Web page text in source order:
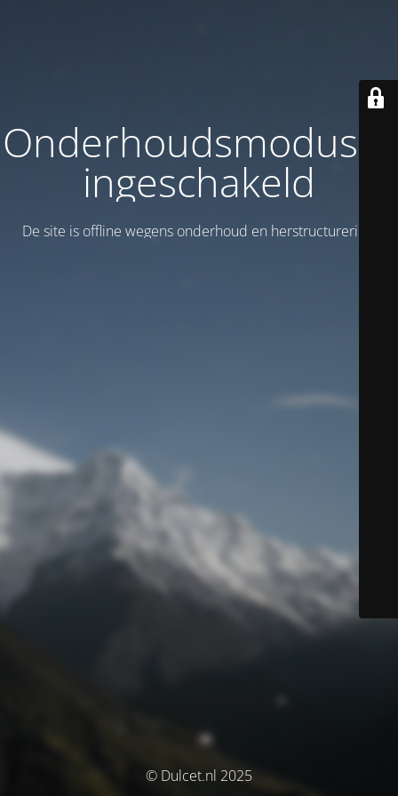
Onderhoudsmodus is
ingeschakeld
De site is offline wegens onderhoud en herstructurering!
© Dulcet.nl 2025